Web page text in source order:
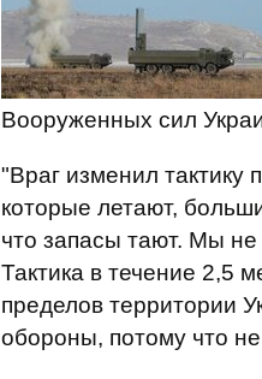
Вооруженных сил
"Враг изменил
которые летают,
что запасы тают. Мы не
Тактика в течение 2,5
пределов территории
обороны, потому что